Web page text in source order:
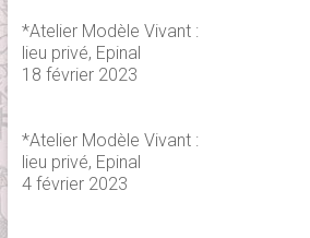
*Atelier Modèle Vivant :
lieu privé, Epinal
18 février 2023
*Atelier Modèle Vivant :
lieu privé, Epinal
4 février 2023